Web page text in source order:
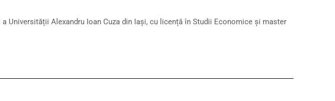
Alexandru Ioan Cuza din Iași, cu licență în Studii Economice și master